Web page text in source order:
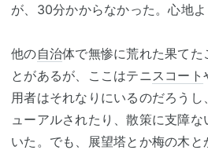
が、30分かからなかった。心地よ
他の自治体で無惨に荒れた果てた
とがあるが、ここはテニ スコート
用者はそれなりにいるのだろう
ューアルされたり、散策に支障
いた。でも、展望塔とか梅の木